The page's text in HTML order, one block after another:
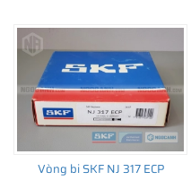
Vòng bi SKF NJ 317 ECP